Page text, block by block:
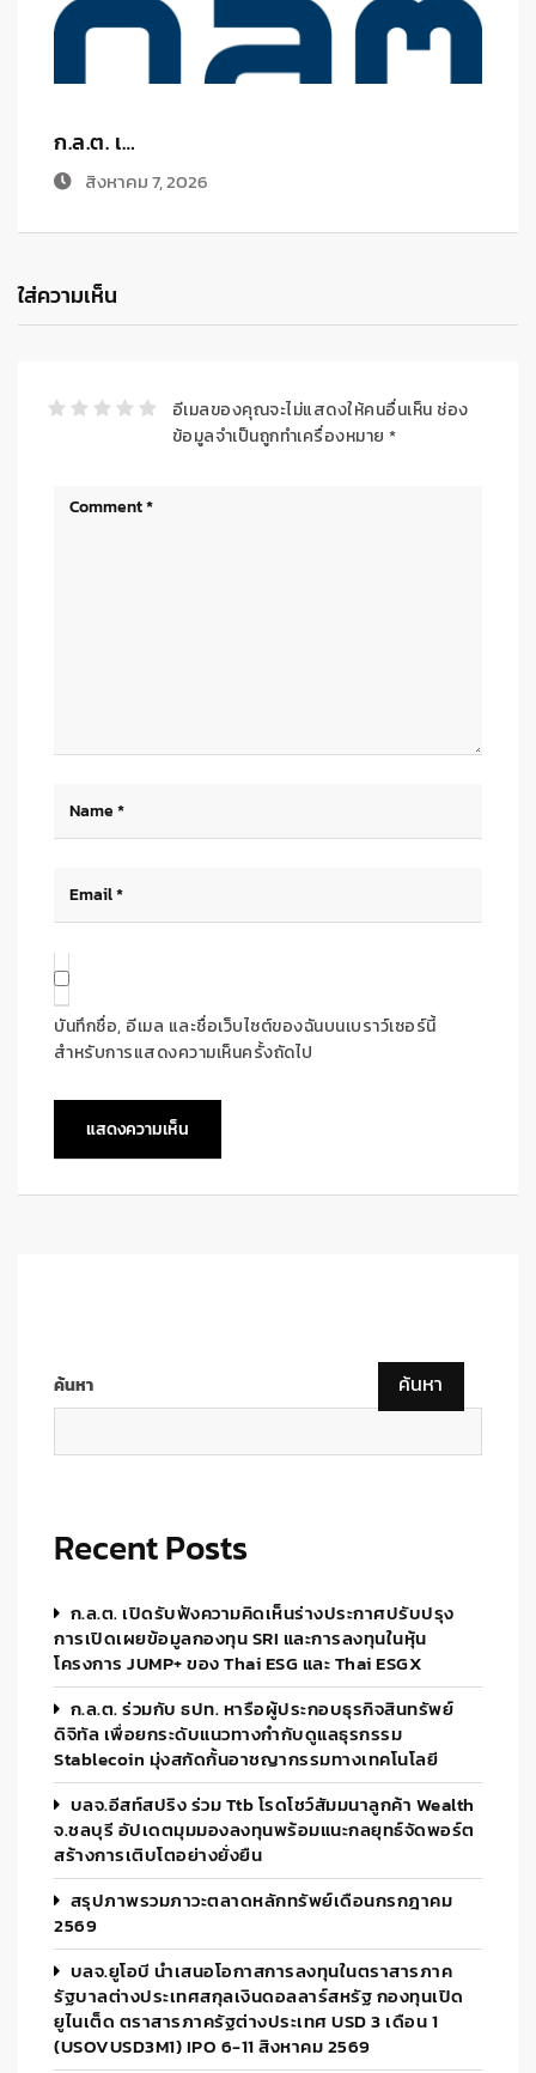
สรุปภาพร…
สิงหาคม 6, 2026
ใส่ความเห็น
อีเมลของคุณจะไม่แสดงให้คนอื่นเห็น ช่อง
ข้อมูลจำเป็นถูกทำเครื่องหมาย *
บันทึกชื่อ, อีเมล และชื่อเว็บไซต์ของฉันบนเบราว์เซอร์นี้
สำหรับการแสดงความเห็นครั้งถัดไป
ค้นหา ค้นหา
Recent Posts
ก.ล.ต. เปิดรับฟังความคิดเห็นร่างประกาศปรับปรุง
การเปิดเผยข้อมูลกองทุน SRI และการลงทุนในหุ้น
โครงการ JUMP+ ของ Thai ESG และ Thai ESGX
ก.ล.ต. ร่วมกับ ธปท. หารือผู้ประกอบธุรกิจสินทรัพย์
ดิจิทัล เพื่อยกระดับแนวทางกำกับดูแลธุรกรรม
Stablecoin มุ่งสกัดกั้นอาชญากรรมทางเทคโนโลยี
บลจ.อีสท์สปริง ร่วม Ttb โรดโชว์สัมมนาลูกค้า Wealth
จ.ชลบุรี อัปเดตมุมมองลงทุนพร้อมแนะกลยุทธ์จัดพอร์ต
สร้างการเติบโตอย่างยั่งยืน
สรุปภาพรวมภาวะตลาดหลักทรัพย์เดือนกรกฎาคม
2569
บลจ.ยูโอบี นำเสนอโอกาสการลงทุนในตราสารภาค
รัฐบาลต่างประเทศสกุลเงินดอลลาร์สหรัฐ กองทุนเปิด
ยูไนเต็ด ตราสารภาครัฐต่างประเทศ USD 3 เดือน 1
(USOVUSD3M1) IPO 6-11 สิงหาคม 2569